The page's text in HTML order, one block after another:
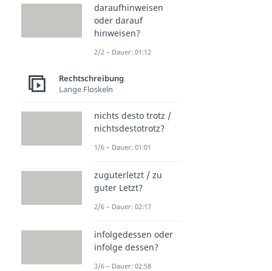
daraufhinweisen
oder darauf
hinweisen?
2/2 – Dauer: 01:12
Rechtschreibung
Lange Floskeln
nichts desto trotz /
nichtsdestotrotz?
1/6 – Dauer: 01:01
zuguterletzt / zu
guter Letzt?
2/6 – Dauer: 02:17
infolgedessen oder
infolge dessen?
3/6 – Dauer: 02:58